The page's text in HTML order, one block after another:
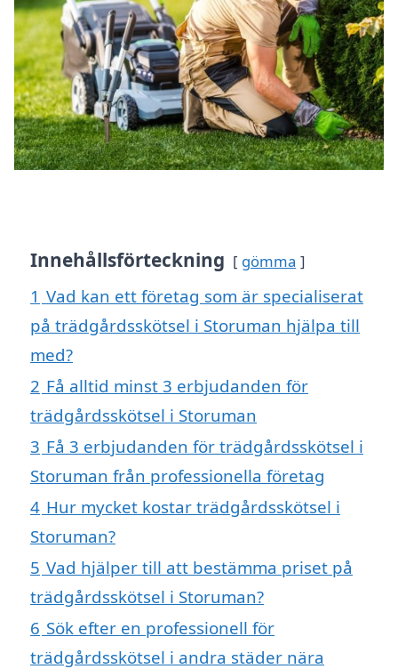
Innehållsförteckning gömma
1 Vad kan ett företag som är specialiserat
på trädgårdsskötsel i Storuman hjälpa till
med?
2 Få alltid minst 3 erbjudanden för
trädgårdsskötsel i Storuman
3 Få 3 erbjudanden för trädgårdsskötsel i
Storuman från professionella företag
4 Hur mycket kostar trädgårdsskötsel i
Storuman?
5 Vad hjälper till att bestämma priset på
trädgårdsskötsel i Storuman?
6 Sök efter en professionell för
trädgårdsskötsel i andra städer nära